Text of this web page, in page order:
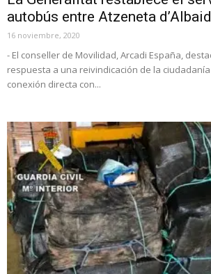
autobús entre Atzeneta
16 noviembre, 2020
- El conseller de Movilidad, Arcadi España,
respuesta a una reivindicación de la
conexión directa con...